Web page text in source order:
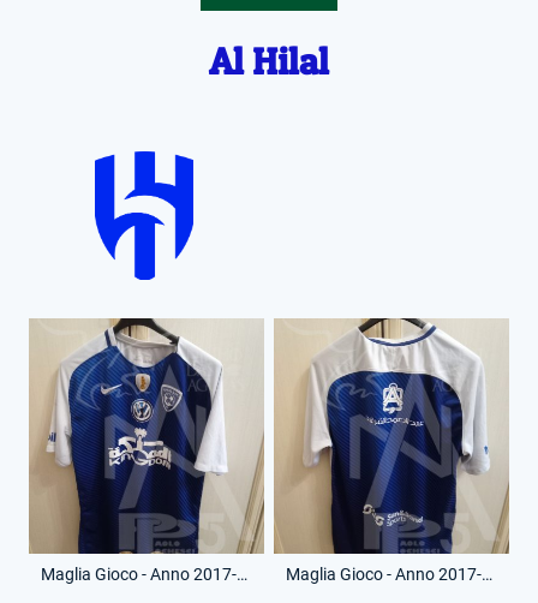
Al Hilal
Maglia Gioco - Anno 2017-18 - Senza Numero - (Fronte) Maglia Gioco - Anno 2017-18 - Senza Numero - (Retro)